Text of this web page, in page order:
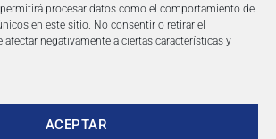
procesar datos como el comportamiento de
en este sitio. No consentir o retirar el
negativamente a ciertas características y
ACEPTAR
2026 ©360group.es